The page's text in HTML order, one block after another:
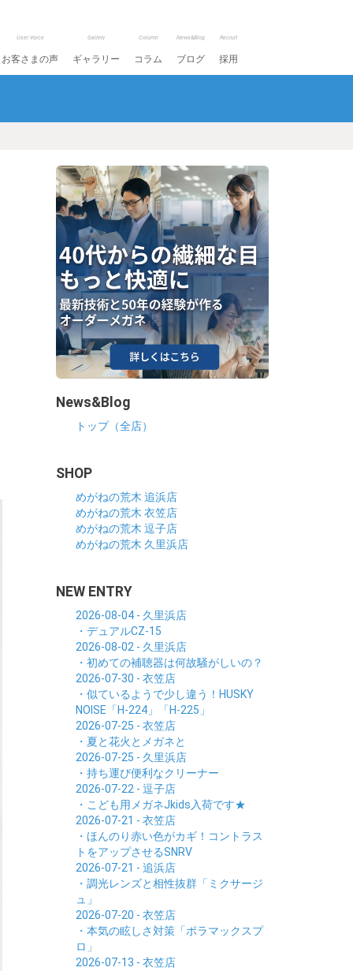
User Voice
お客さまの声
Gallery
ギャラリー
Column
コラム
News&Blog
ブログ
Recruit
採用
News&Blog
トップ（全店）
SHOP
めがねの荒木 追浜店
めがねの荒木 衣笠店
めがねの荒木 逗子店
めがねの荒木 久里浜店
NEW ENTRY
2026-08-04 - 久里浜店
・デュアルCZ-15
2026-08-02 - 久里浜店
・初めての補聴器は何故騒がしいの？
2026-07-30 - 衣笠店
・似ているようで少し違う！HUSKY
NOISE「H-224」「H-225」
2026-07-25 - 衣笠店
・夏と花火とメガネと
2026-07-25 - 久里浜店
・持ち運び便利なクリーナー
2026-07-22 - 逗子店
・こども用メガネJkids入荷です★
2026-07-21 - 衣笠店
・ほんのり赤い色がカギ！コントラス
トをアップさせるSNRV
2026-07-21 - 追浜店
・調光レンズと相性抜群「ミクサージ
ュ」
2026-07-20 - 衣笠店
・本気の眩しさ対策「ポラマックスプ
ロ」
2026-07-13 - 衣笠店